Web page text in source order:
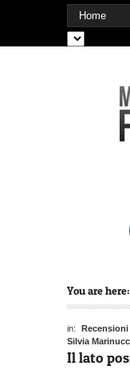
You are here:
in: Recensioni
Silvia
Il lato